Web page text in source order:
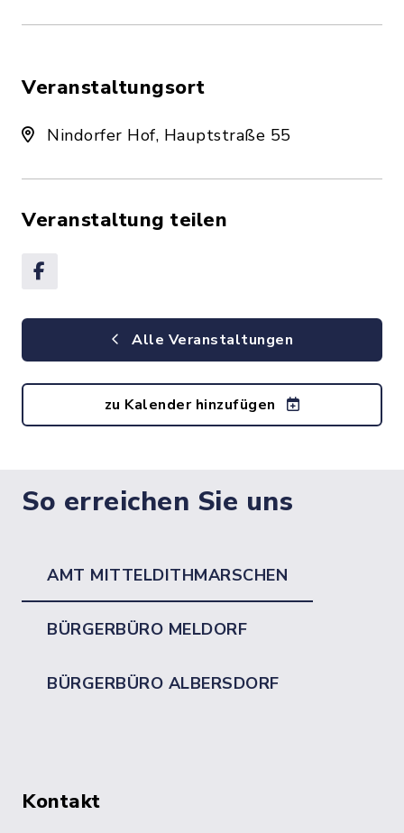
Veranstaltungsort
Nindorfer Hof, Hauptstraße 55
Veranstaltung teilen
Alle Veranstaltungen
zu Kalender hinzufügen
So erreichen Sie uns
AMT MITTELDITHMARSCHEN
BÜRGERBÜRO MELDORF
BÜRGERBÜRO ALBERSDORF
Kontakt